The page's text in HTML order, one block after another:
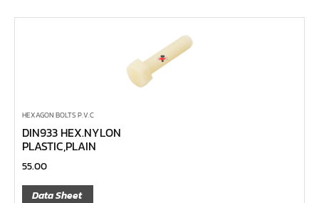
ลูกบ๊อกซ์ลม ขนาด 2.1/2"
ลูกบ๊อกซ์ลม ขนาด 3/4"
ลูกบ๊อกซ์ลม ขนาด 3/8"
ลูกบ๊อกซ์ลม ขนาด 1/4"
ลูกบ๊อกซ์ พิเศษ
ลูกบ๊อกซ์ ผ่า
HEXAGON BOLTS P.V.C
DIN933 HEX.NYLON
PLASTIC,PLAIN
55.00
Data Sheet